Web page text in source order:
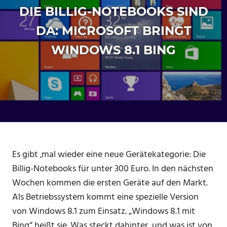
VIDEO-
PRODUKTION
DIE BILLIG-NOTEBOOKS SIND
DA: MICROSOFT BRINGT
WINDOWS 8.1 BING
Es gibt ‚mal wieder eine neue Gerätekategorie: Die
Billig-Notebooks für unter 300 Euro. In den nächsten
Wochen kommen die ersten Geräte auf den Markt.
Als Betriebssystem kommt eine spezielle Version
von Windows 8.1 zum Einsatz. „Windows 8.1 mit